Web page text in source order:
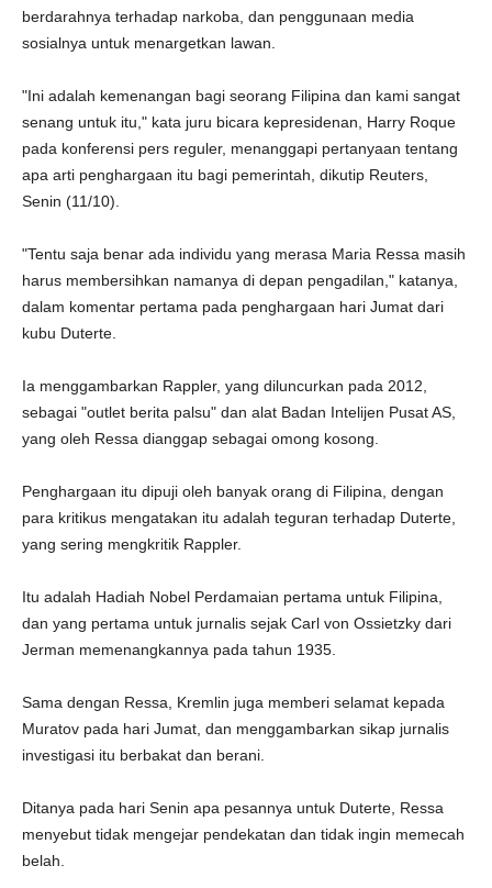
berdarahnya terhadap narkoba, dan penggunaan media
sosialnya untuk menargetkan lawan.
"Ini adalah kemenangan bagi seorang Filipina dan kami sangat
senang untuk itu," kata juru bicara kepresidenan, Harry Roque
pada konferensi pers reguler, menanggapi pertanyaan tentang
apa arti penghargaan itu bagi pemerintah, dikutip Reuters,
Senin (11/10).
"Tentu saja benar ada individu yang merasa Maria Ressa masih
harus membersihkan namanya di depan pengadilan," katanya,
dalam komentar pertama pada penghargaan hari Jumat dari
kubu Duterte.
Ia menggambarkan Rappler, yang diluncurkan pada 2012,
sebagai "outlet berita palsu" dan alat Badan Intelijen Pusat AS,
yang oleh Ressa dianggap sebagai omong kosong.
Penghargaan itu dipuji oleh banyak orang di Filipina, dengan
para kritikus mengatakan itu adalah teguran terhadap Duterte,
yang sering mengkritik Rappler.
Itu adalah Hadiah Nobel Perdamaian pertama untuk Filipina,
dan yang pertama untuk jurnalis sejak Carl von Ossietzky dari
Jerman memenangkannya pada tahun 1935.
Sama dengan Ressa, Kremlin juga memberi selamat kepada
Muratov pada hari Jumat, dan menggambarkan sikap jurnalis
investigasi itu berbakat dan berani.
Ditanya pada hari Senin apa pesannya untuk Duterte, Ressa
menyebut tidak mengejar pendekatan dan tidak ingin memecah
belah.